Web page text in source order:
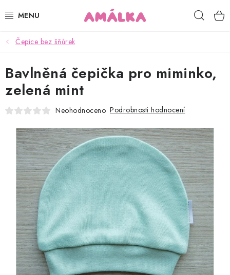
na
KOJENECKÉ, DĚTSKÉ OBLEČENÍ
ČEPICE, RUKAVICE, NÁKRČNÍKY
OSUŠKY, BRYNDÁKY, DEKY, DOPLŇKY
POUKAZY
KONTAKTY
HODNOCENÍ OBCHODU
Kontakty Proč AMÁLKA?
Doprava a platba
Tabulka velikostí
Postup pro vrácení a výměnu
Velkoobchod
Obchodní podmínky
Čepice bez šňůrek
Bavlněná čepička pro miminko,
zelená mint
Neohodnoceno Podrobnosti hodnocení